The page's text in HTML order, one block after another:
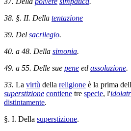
38. §. II. Della tentazione
39. Del sacrilegio.
40. a 48. Della simonia.
49. a 55. Delle sue pene ed assoluzione.
33. La virtù della religione è la prima
superstizione contiene tre specie, l'
distintamente.
§. I. Della superstizione.